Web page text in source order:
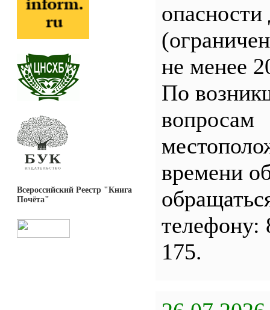
Всероссийский Реестр "Книга
Почёта"
опасности
не менее
По
вопросам
времени
телефону:
175.